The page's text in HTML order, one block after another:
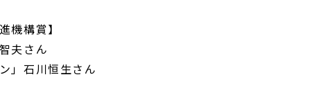
機構賞】
夫さん
」石川恒生さん